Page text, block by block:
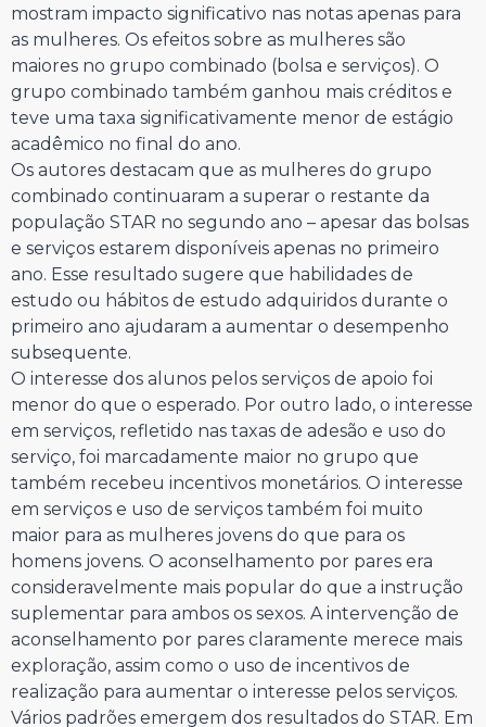
mostram impacto significativo nas notas apenas para
as mulheres. Os efeitos sobre as mulheres são
maiores no grupo combinado (bolsa e serviços). O
grupo combinado também ganhou mais créditos e
teve uma taxa significativamente menor de estágio
acadêmico no final do ano.
Os autores destacam que as mulheres do grupo
combinado continuaram a superar o restante da
população STAR no segundo ano – apesar das bolsas
e serviços estarem disponíveis apenas no primeiro
ano. Esse resultado sugere que habilidades de
estudo ou hábitos de estudo adquiridos durante o
primeiro ano ajudaram a aumentar o desempenho
subsequente.
O interesse dos alunos pelos serviços de apoio foi
menor do que o esperado. Por outro lado, o interesse
em serviços, refletido nas taxas de adesão e uso do
serviço, foi marcadamente maior no grupo que
também recebeu incentivos monetários. O interesse
em serviços e uso de serviços também foi muito
maior para as mulheres jovens do que para os
homens jovens. O aconselhamento por pares era
consideravelmente mais popular do que a instrução
suplementar para ambos os sexos. A intervenção de
aconselhamento por pares claramente merece mais
exploração, assim como o uso de incentivos de
realização para aumentar o interesse pelos serviços.
Vários padrões emergem dos resultados do STAR. Em